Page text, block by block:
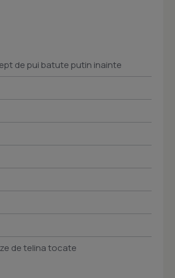
de pui batute putin inainte
de telina tocate